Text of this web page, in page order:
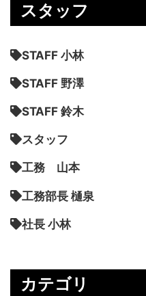
スタッフ
STAFF 小林
STAFF 野澤
STAFF 鈴木
スタッフ
工務 山本
工務部長 樋泉
社長 小林
カテゴリ